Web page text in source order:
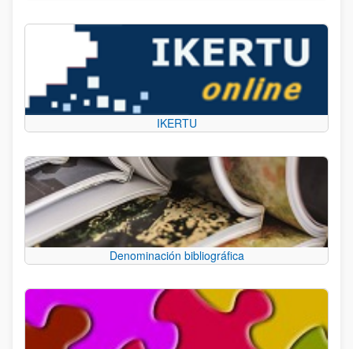
IKERTU
Denominación bibliográfica